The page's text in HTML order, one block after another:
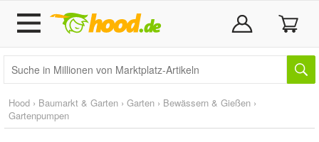
Hood › Baumarkt & Garten › Garten › Bewässern & Gießen ›
Gartenpumpen